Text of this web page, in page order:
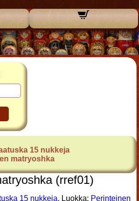
15 nukkeja
matryoshka
(rref01)
15 nukkeja, Luokka: Perinteinen